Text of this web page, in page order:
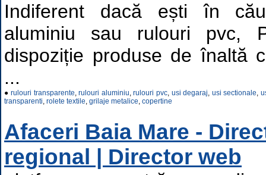
Indiferent dacă ești în
aluminiu sau rulouri pvc,
dispoziție produse de înaltă
...
●rulouri transparente,rulouri aluminiu,rulouri pvc, usi degaraj, usi sectionale,
transparenti, rolete textile, grilaje metalice, copertine
Afaceri Baia Mare -
regional | Director web